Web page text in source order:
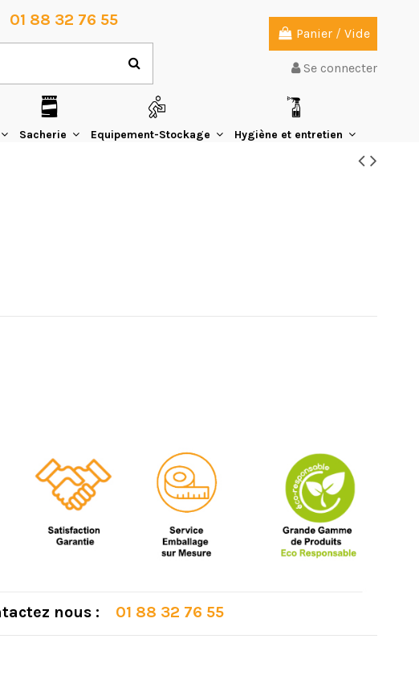
01 88 32 76 55
Panier / Vide
Se connecter
Sacherie Equipement-Stockage Hygiène et entretien
nous : 01 88 32 76 55